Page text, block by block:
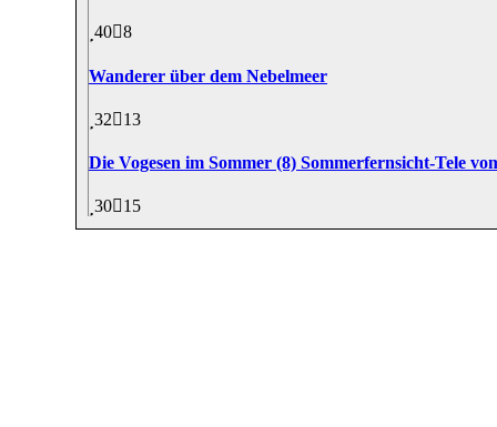
40 8
Wanderer über dem Nebelmeer
32 13
Die Vogesen im Sommer (8) Sommerfernsicht-Tele
30 15